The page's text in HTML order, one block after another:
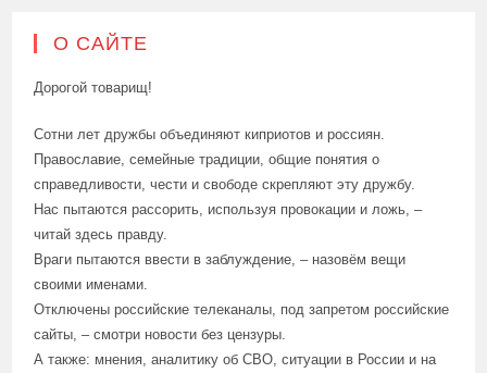
О САЙТЕ
Дорогой товарищ!
Сотни лет дружбы объединяют киприотов и россиян.
Православие, семейные традиции, общие понятия о
справедливости, чести и свободе скрепляют эту дружбу.
Нас пытаются рассорить, используя провокации и ложь, –
читай здесь правду.
Враги пытаются ввести в заблуждение, – назовём вещи
своими именами.
Отключены российские телеканалы, под запретом российские
сайты, – смотри новости без цензуры.
А также: мнения, аналитику об СВО, ситуации в России и на